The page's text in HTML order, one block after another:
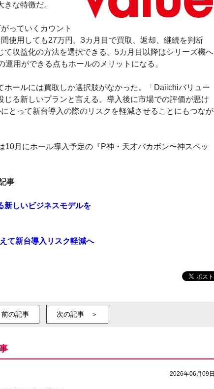
な特徴だ。
っていくカウント
使用しても27万円。3カ月目で買取、返却、継続を判断
て収益化の方法を選択できる。5カ月目以降はシリーズ機へ
用ができる点もホールのメリットになる。
ホールには買取しか選択肢がなかった。「Daiichiバリュー
じる新しいプランと言える。導入後に市場での評価が悪け
とって新台導入の際のリスクを軽減させることにもつなが
10月にホール導入予定の『P神・天才バカボン〜神スペッ
事
新しいビジネスモデルを
て新台導入リスク軽減へ
の記事 次の記事 ＞
2026年06月09日